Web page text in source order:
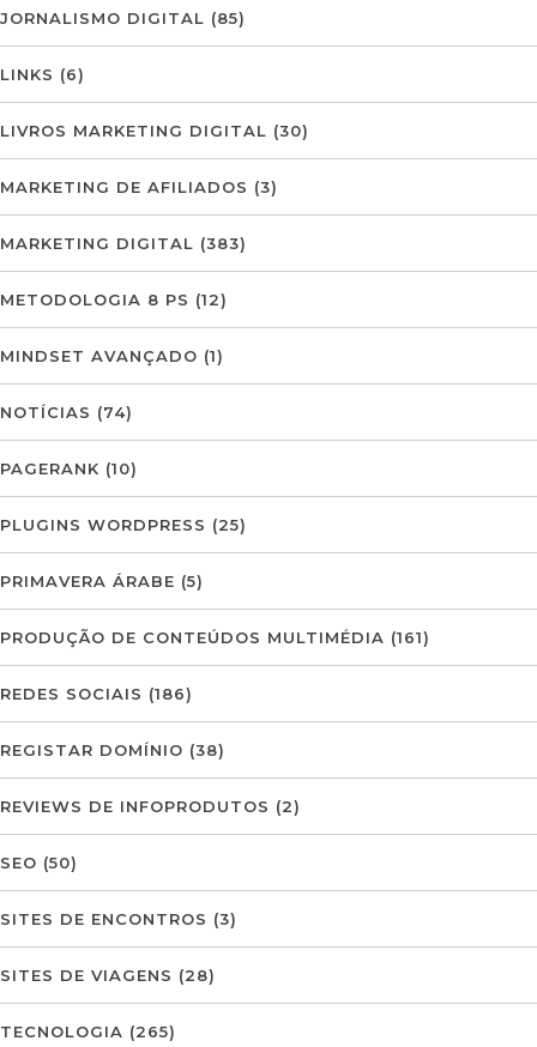
JORNALISMO DIGITAL (85)
LINKS (6)
LIVROS MARKETING DIGITAL (30)
MARKETING DE AFILIADOS (3)
MARKETING DIGITAL (383)
METODOLOGIA 8 PS (12)
MINDSET AVANÇADO (1)
NOTÍCIAS (74)
PAGERANK (10)
PLUGINS WORDPRESS (25)
PRIMAVERA ÁRABE (5)
PRODUÇÃO DE CONTEÚDOS MULTIMÉDIA (161)
REDES SOCIAIS (186)
REGISTAR DOMÍNIO (38)
REVIEWS DE INFOPRODUTOS (2)
SEO (50)
SITES DE ENCONTROS (3)
SITES DE VIAGENS (28)
TECNOLOGIA (265)